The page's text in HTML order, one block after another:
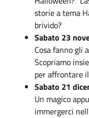
storie a tema
brivido?
Sabato 23
Cosa fanno gli
Scopriamo
per affrontare
Sabato 21
Un magico
immergerci